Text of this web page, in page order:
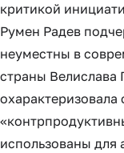
критикой
Румен Радев
неуместны в
страны Велислава
охарактеризовала
использованы для